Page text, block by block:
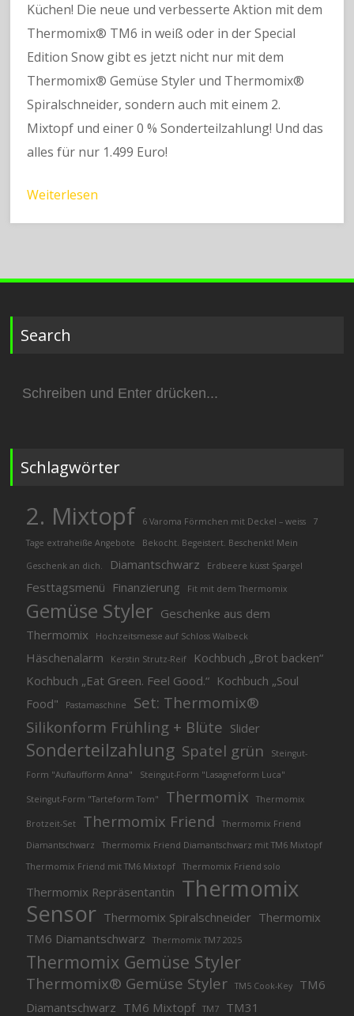
Küchen! Die neue und verbesserte Aktion mit dem
Thermomix® TM6 in weiß oder in der Special
Edition Snow gibt es jetzt nicht nur mit dem
Thermomix® Gemüse Styler und Thermomix®
Spiralschneider, sondern auch mit einem 2.
Mixtopf und einer 0 % Sonderteilzahlung! Und das
alles für nur 1.499 Euro!
Weiterlesen
Search
nach:
Schlagwörter
2. Mixtopf 6 Varoma Förmchen mit Deckel – weiss
7
Tage extraheiße Angebote
Bekocht. Begeistert. Beschenkt! Mein
Geschenk an dich. Diamantschwarz Erdbeere küsst Spargel
Festtagsmenü Finanzierung Fit mit dem Thermomix
Gemüse Styler Geschenke aus dem
Thermomix
Hochzeitsmesse auf Schloss Walbeck
Häschenalarm Kerstin Strutz-Reif
Kochbuch „Brot backen“
Kochbuch „Eat Green. Feel Good.“ Kochbuch „Soul
Food"
Pastamaschine
Set: Thermomix®
Silikonform Frühling + Blüte Slider
Sonderteilzahlung Spatel grün
Steingut-
Form "Auflaufform Anna"
Steingut-Form "Lasagneform Luca"
Steingut-Form "Tarteform Tom" Thermomix Thermomix
Brotzeit-Set Thermomix Friend
Thermomix Friend
Diamantschwarz
Thermomix Friend Diamantschwarz mit TM6 Mixtopf
Thermomix Friend mit TM6 Mixtopf
Thermomix Friend solo
Thermomix Repräsentantin Thermomix
Sensor Thermomix Spiralschneider Thermomix
TM6 Diamantschwarz
Thermomix TM7 2025
Thermomix Gemüse Styler
Thermomix® Gemüse Styler TM5 Cook-Key
TM6
Diamantschwarz TM6 Mixtopf TM7 TM31